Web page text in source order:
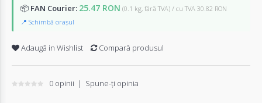
📦 FAN Courier: 25.47 RON (0.1 kg, fără TVA) / cu TVA 30.82 RON
📍 Schimbă orașul
Adaugă in Wishlist Compară produsul
0 opinii | Spune-ţi opinia